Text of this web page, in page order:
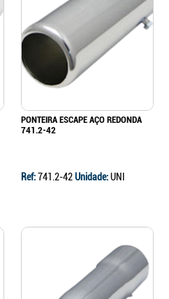
PONTEIRA ESCAPE AÇO REDONDA
741.2-42
Ref:741.2-42Unidade:UNI